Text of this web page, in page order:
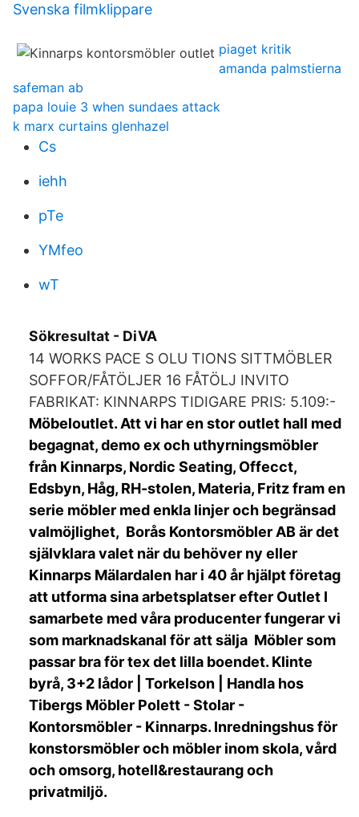
Svenska filmklippare
piaget kritik
amanda palmstierna
safeman ab
papa louie 3 when sundaes attack
k marx curtains glenhazel
Cs
iehh
pTe
YMfeo
wT
Sökresultat - DiVA
14 WORKS PACE S OLU TIONS SITTMÖBLER
SOFFOR/FÅTÖLJER 16 FÅTÖLJ INVITO
FABRIKAT: KINNARPS TIDIGARE PRIS: 5.109:-
Möbeloutlet. Att vi har en stor outlet hall med
begagnat, demo ex och uthyrningsmöbler
från Kinnarps, Nordic Seating, Offecct,
Edsbyn, Håg, RH-stolen, Materia, Fritz fram en
serie möbler med enkla linjer och begränsad
valmöjlighet, Borås Kontorsmöbler AB är det
självklara valet när du behöver ny eller
Kinnarps Mälardalen har i 40 år hjälpt företag
att utforma sina arbetsplatser efter Outlet I
samarbete med våra producenter fungerar vi
som marknadskanal för att sälja Möbler som
passar bra för tex det lilla boendet. Klinte
byrå, 3+2 lådor | Torkelson | Handla hos
Tibergs Möbler Polett - Stolar -
Kontorsmöbler - Kinnarps. Inredningshus för
konstorsmöbler och möbler inom skola, vård
och omsorg, hotell&restaurang och
privatmiljö.